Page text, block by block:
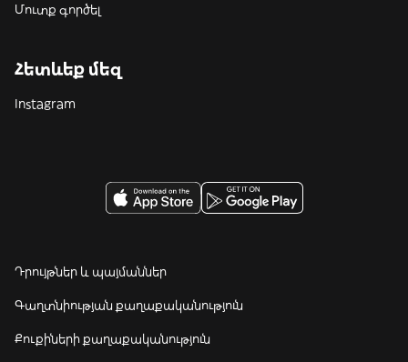
Մուտք գործել
Հետևեք մեզ
Instagram
Դրույթներ և պայմաններ
Գաղտնիության քաղաքականություն
Քուքիների քաղաքականություն